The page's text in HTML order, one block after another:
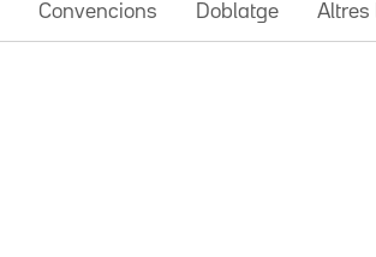
Convencions Doblatge Altres